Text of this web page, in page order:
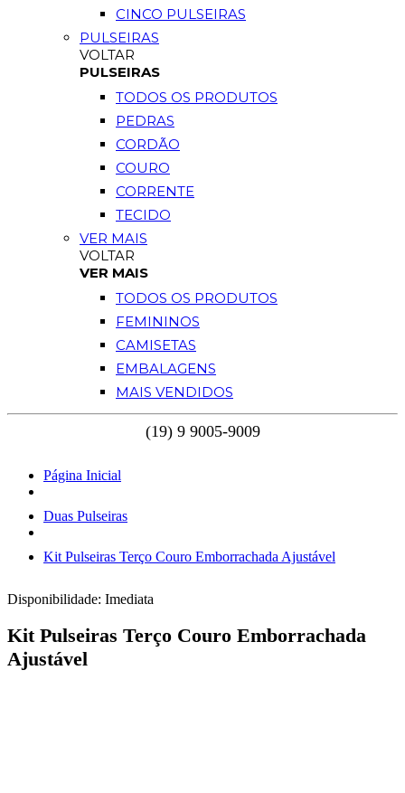
CINCO PULSEIRAS
PULSEIRAS
VOLTAR
PULSEIRAS
TODOS OS PRODUTOS
PEDRAS
CORDÃO
COURO
CORRENTE
TECIDO
VER MAIS
VOLTAR
VER MAIS
TODOS OS PRODUTOS
FEMININOS
CAMISETAS
EMBALAGENS
MAIS VENDIDOS
Página Inicial
Duas Pulseiras
Kit Pulseiras Terço Couro Emborrachada Ajustável
Disponibilidade: Imediata
Kit Pulseiras Terço Couro Emborrachada
Ajustável